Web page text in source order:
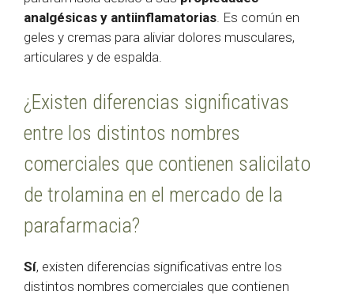
analgésicas y antiinflamatorias . Es común en
geles y cremas para aliviar dolores musculares,
articulares y de espalda.
¿Existen diferencias significativas
entre los distintos nombres
comerciales que contienen salicilato
de trolamina en el mercado de la
parafarmacia?
Sí, existen diferencias significativas entre los
distintos nombres comerciales que contienen